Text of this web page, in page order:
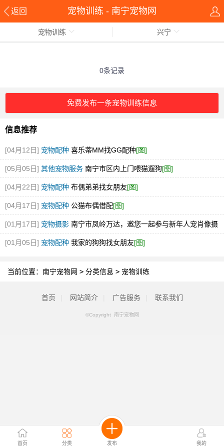
返回 宠物训练 - 南宁宠物网
首页 分类 发布 我的
宠物训练 兴宁
0条记录
免费发布一条宠物训练信息
信息推荐
[04月12日] 宠物配种 喜乐蒂MM找GG配种[图]
[05月05日] 其他宠物服务 南宁市区内上门喂猫遛狗[图]
[04月22日] 宠物配种 布偶弟弟找女朋友[图]
[04月17日] 宠物配种 公猫布偶借配[图]
[01月17日] 宠物摄影 南宁市凤岭万达，邀您一起参与新年人宠肖像摄
影艺术节[图]
[01月05日] 宠物配种 我家的狗狗找女朋友[图]
当前位置： 南宁宠物网 > 分类信息 > 宠物训练
首页 网站简介 广告服务 联系我们
©Copyright 南宁宠物网